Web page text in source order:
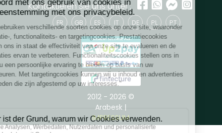
Kontaktieren Sie uns unter :
FR GB ES IT DE PL PT
2012 - 2026 ©
Arabesk |
IMPRESSUM